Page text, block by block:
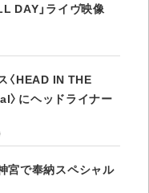
DAY」ライヴ映像
〈HEAD IN THE
にヘッドライナー
宮で奉納スペシャル